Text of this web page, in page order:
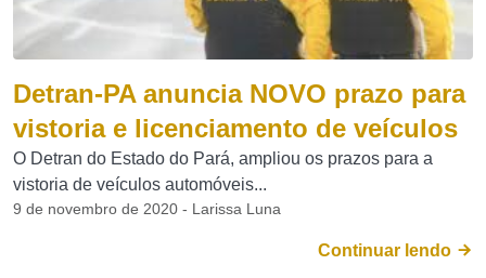
Detran-PA anuncia NOVO prazo para
vistoria e licenciamento de veículos
O Detran do Estado do Pará, ampliou os prazos para a
vistoria de veículos automóveis...
9 de novembro de 2020 - Larissa Luna
Continuar lendo